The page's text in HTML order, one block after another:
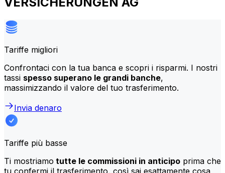
Tariffe migliori
Confrontaci con la tua banca e scopri i risparmi. I nostri
tassi spesso superano le grandi banche,
massimizzando il valore del tuo trasferimento.
Invia denaro
Tariffe più basse
Ti mostriamo tutte le commissioni in anticipo prima che
tu confermi il trasferimento, così sai esattamente cosa